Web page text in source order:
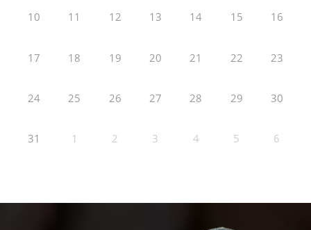
10 11 12 13 14 15 16
17 18 19 20 21 22 23
24 25 26 27 28 29 30
31 1 2 3 4 5 6